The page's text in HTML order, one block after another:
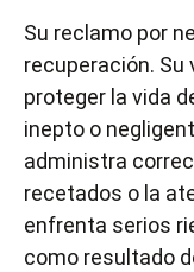
Su reclamo por
recuperación. Su
proteger la vida
inepto o
administra
recetados o la
enfrenta serios
como resultado